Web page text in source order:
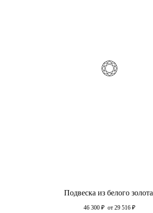
Подвеска из белого золота
46 300 ₽ от 29 516 ₽